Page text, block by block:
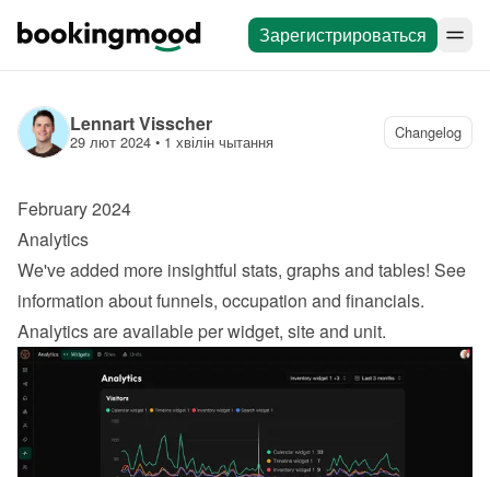
Зарегистрироваться
Lennart Visscher
29 лют 2024 • 1 хвілін чытання Changelog
February 2024
Analytics
We've added more insightful stats, graphs and tables! See
information about funnels, occupation and financials.
Analytics are available per widget, site and unit.